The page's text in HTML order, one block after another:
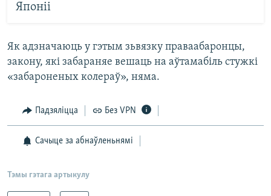
Японіі
Як адзначаюць у гэтым зьвязку праваабаронцы,
закону, які забараняе вешаць на аўтамабіль стужкі
«забароненых колераў», няма.
Падзяліцца Без VPN
Сачыце за абнаўленьнямі
Тэмы гэтага артыкулу